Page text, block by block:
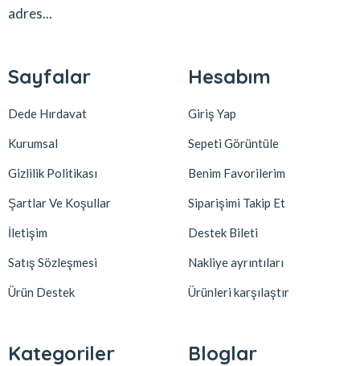
adres...
Sayfalar
Dede Hırdavat
Kurumsal
Gizlilik Politikası
Şartlar Ve Koşullar
İletişim
Satış Sözleşmesi
Ürün Destek
Hesabım
Giriş Yap
Sepeti Görüntüle
Benim Favorilerim
Siparişimi Takip Et
Destek Bileti
Nakliye ayrıntıları
Ürünleri karşılaştır
Kategoriler Bloglar